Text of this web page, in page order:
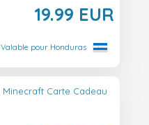
19.99 EUR
Valable pour Honduras
Minecraft Carte Cadeau